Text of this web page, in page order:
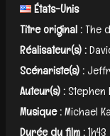
États-Unis
Titre original :The
Réalisateur(s) :
Scénariste(s) :
Auteur(s) :Stephen
Musique :Michael
Durée du film :1h43